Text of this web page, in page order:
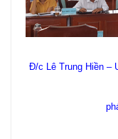
Đ/c Lê Trung Hiền –